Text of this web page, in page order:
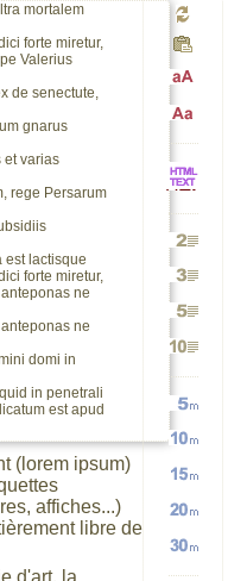
un
en
en
HTML
vers
TEXTE
et
TEXTE
vers
2
3
5
10
5
mots
10
15
mortalem
forte miretur,
Valerius
de senectute,
gnarus
et varias
rege Persarum
est lactisque
forte miretur,
ne
ne
domi in
in penetrali
est apud
(lorem ipsum)
affiches...)
libre de
d'art, la